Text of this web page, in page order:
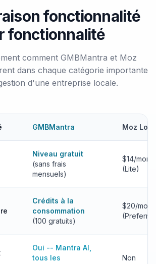
fonctionnalité
fonctionnalité
comment GMBMantra et Moz
dans chaque catégorie importante
d'une entreprise locale.
GMBMantra Moz
Niveau gratuit
(sans frais
mensuels)
$14/month
(Lite)
Crédits à la
consommation
(100 gratuits)
$20/mo
Oui -- Mantra AI,
tous les
Non